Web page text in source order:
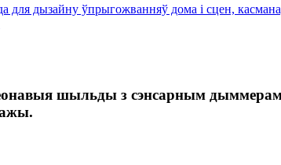
шыльды з сэнсарным